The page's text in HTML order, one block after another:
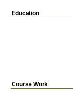
Education
Course Work